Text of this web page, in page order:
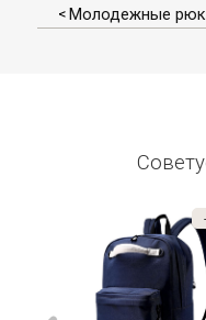
< Молодежные